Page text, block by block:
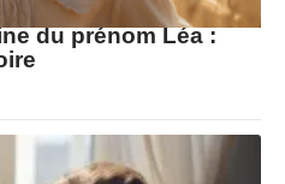
du prénom Léa :